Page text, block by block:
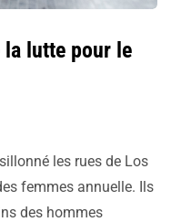
la lutte pour le
les rues de Los
femmes annuelle. Ils
des hommes